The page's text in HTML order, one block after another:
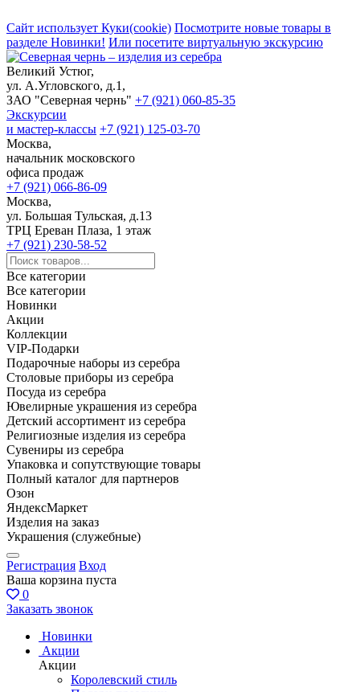
Сайт использует Куки(cookie) Посмотрите новые товары в
разделе Новинки! Или посетите виртуальную экскурсию
Великий Устюг,
ул. А.Угловского, д.1,
ЗАО "Северная чернь" +7 (921) 060-85-35
Экскурсии
и мастер-классы +7 (921) 125-03-70
Москва,
начальник московского
офиса продаж
+7 (921) 066-86-09
Москва,
ул. Большая Тульская, д.13
ТРЦ Ереван Плаза, 1 этаж
+7 (921) 230-58-52
Все категории
Все категории
Новинки
Акции
Коллекции
VIP-Подарки
Подарочные наборы из серебра
Столовые приборы из серебра
Посуда из серебра
Ювелирные украшения из серебра
Детский ассортимент из серебра
Религиозные изделия из серебра
Сувениры из серебра
Упаковка и сопутствующие товары
Полный каталог для партнеров
Озон
ЯндексМаркет
Изделия на заказ
Украшения (служебные)
Регистрация Вход
Ваша корзина пуста
0
Заказать звонок
Новинки
Акции
Акции
Королевский стиль